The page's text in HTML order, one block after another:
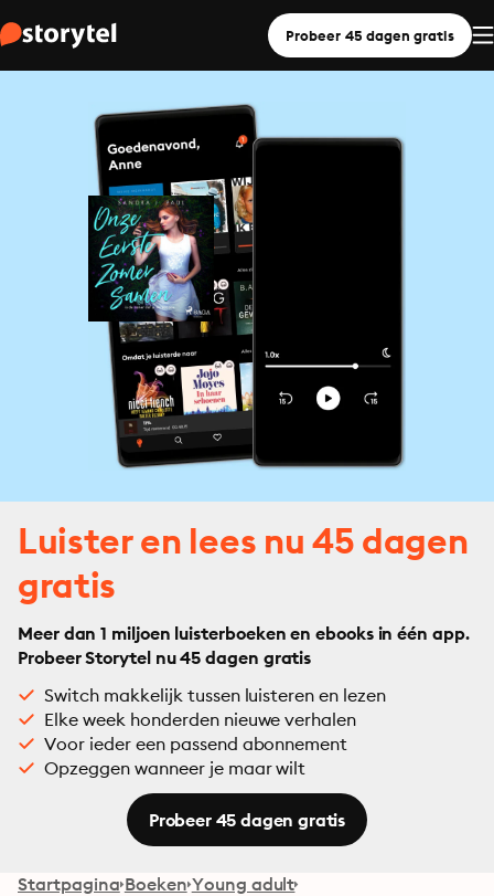
Probeer 45 dagen gratis
Luister en lees nu 45 dagen
gratis
Meer dan 1 miljoen luisterboeken en ebooks in één app.
Probeer Storytel nu 45 dagen gratis
Switch makkelijk tussen luisteren en lezen
Elke week honderden nieuwe verhalen
Voor ieder een passend abonnement
Opzeggen wanneer je maar wilt
Probeer 45 dagen gratis
Startpagina Boeken Young adult